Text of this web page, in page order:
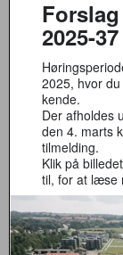
2025-
2025, hvor
kende.
Der afholdes
den 4. marts
tilmelding.
Klik på
til, for at læse